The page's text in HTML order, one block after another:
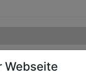
Webseite